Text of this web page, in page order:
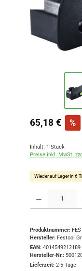
Verkaufspreis:
65,18 € %
Inhalt: 1 Stück
Preise inkl. MwSt.
Wieder auf Lager in 6
Produktnummer:
Hersteller: Festool
EAN: 4014549212189
Hersteller-Nr.:
Lieferzeit: 2-5 Tage